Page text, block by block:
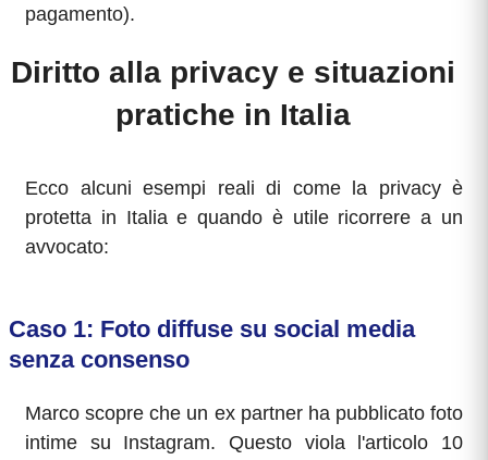
pagamento).
Diritto alla privacy e situazioni
pratiche in Italia
Ecco alcuni esempi reali di come la privacy è
protetta in Italia e quando è utile ricorrere a un
avvocato:
Caso 1: Foto diffuse su social media
senza consenso
Marco scopre che un ex partner ha pubblicato foto
intime su Instagram. Questo viola l'articolo 10